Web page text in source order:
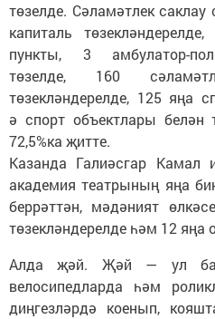
төзелде. Сәламәтлек
капиталь
пункты, 3 амбулатор-
төзелде, 160
төзекләндерелде, 125 яңа
ә спорт объектлары белән
72,5%ка җитте.
Казанда Галиәсгар Камал
академия театрының яңа
беррәттән, мәдәният
төзекләндерелде һәм 12 яңа
Алда җәй. Җәй — ул
велосипедларда һәм
диңгезләрдә коенып,